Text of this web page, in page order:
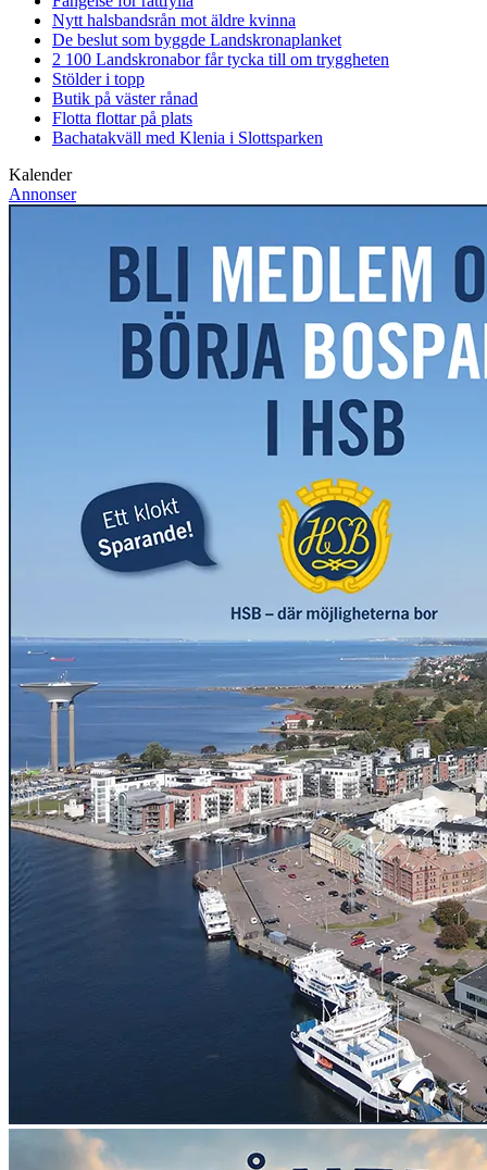
Nytt halsbandsrån mot äldre kvinna
De beslut som byggde Landskronaplanket
2 100 Landskronabor får tycka till om tryggheten
Stölder i topp
Butik på väster rånad
Flotta flottar på plats
Bachatakväll med Klenia i Slottsparken
Kalender
Annonser